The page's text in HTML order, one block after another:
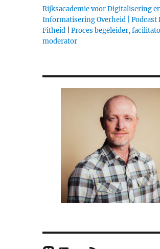
Rijksacademie voor Digitalisering
Informatisering Overheid |
Podcast
Fitheid| Proces begeleider,
moderator